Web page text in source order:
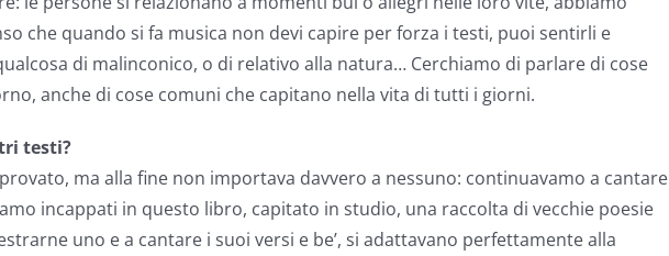
che quando si fa musica non devi capire per forza i testi, puoi sentirli e
di malinconico, o di relativo alla natura… Cerchiamo di parlare di cose
anche di cose comuni che capitano nella vita di tutti i giorni.
testi?
ma alla fine non importava davvero a nessuno: continuavamo a cantare
incappati in questo libro, capitato in studio, una raccolta di vecchie poesie
uno e a cantare i suoi versi e be’, si adattavano perfettamente alla